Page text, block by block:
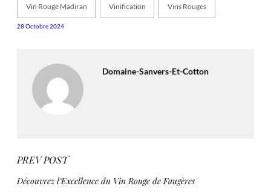
Vin Rouge Madiran Vinification Vins Rouges
28 Octobre 2024
Domaine-Sanvers-Et-Cotton
PREV POST
Découvrez l’Excellence du Vin Rouge de Faugères